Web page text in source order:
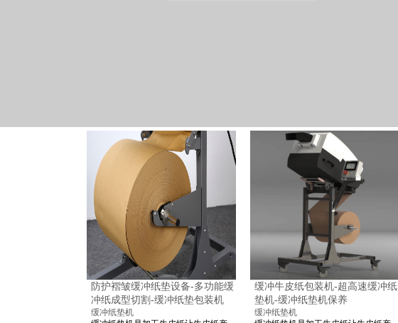
防护褶皱缓冲纸垫设备-多功能缓
冲纸成型切割-缓冲纸垫包装机
缓冲纸垫机
缓冲牛皮纸包装机-超高速缓冲纸
垫机-缓冲纸垫机保养
缓冲纸垫机